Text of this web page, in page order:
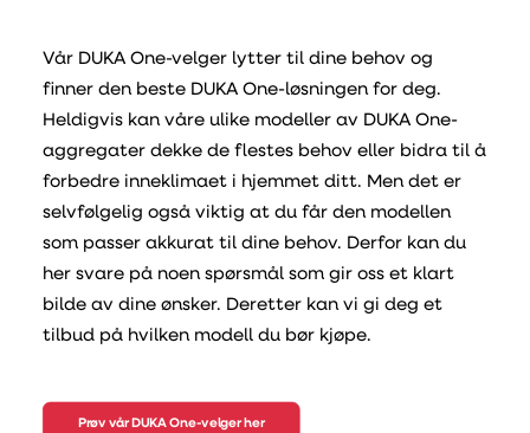
Vår DUKA One-velger lytter til dine behov og
finner den beste DUKA One-løsningen for deg.
Heldigvis kan våre ulike modeller av DUKA One-
aggregater dekke de flestes behov eller bidra til å
forbedre inneklimaet i hjemmet ditt. Men det er
selvfølgelig også viktig at du får den modellen
som passer akkurat til dine behov. Derfor kan du
her svare på noen spørsmål som gir oss et klart
bilde av dine ønsker. Deretter kan vi gi deg et
tilbud på hvilken modell du bør kjøpe.
Prøv vår DUKA One-velger her